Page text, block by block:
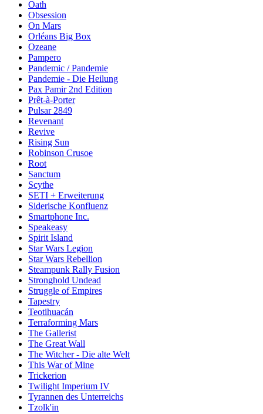
Oath
Obsession
On Mars
Orléans Big Box
Ozeane
Pampero
Pandemic / Pandemie
Pandemie - Die Heilung
Pax Pamir 2nd Edition
Prêt-à-Porter
Pulsar 2849
Revenant
Revive
Rising Sun
Robinson Crusoe
Root
Sanctum
Scythe
SETI + Erweiterung
Siderische Konfluenz
Smartphone Inc.
Speakeasy
Spirit Island
Star Wars Legion
Star Wars Rebellion
Steampunk Rally Fusion
Stronghold Undead
Struggle of Empires
Tapestry
Teotihuacán
Terraforming Mars
The Gallerist
The Great Wall
The Witcher - Die alte Welt
This War of Mine
Trickerion
Twilight Imperium IV
Tyrannen des Unterreichs
Tzolk'in